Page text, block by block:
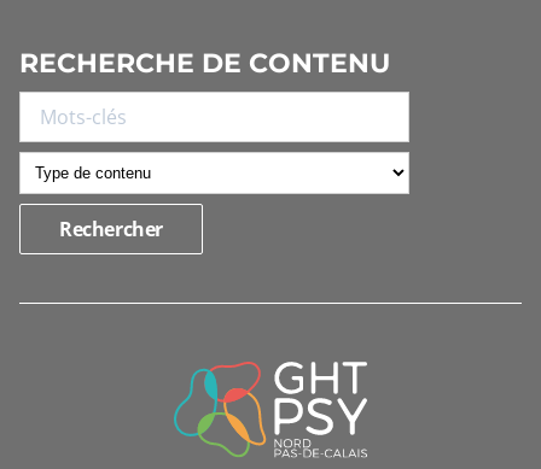
RECHERCHE DE CONTENU
INFORMATIONS